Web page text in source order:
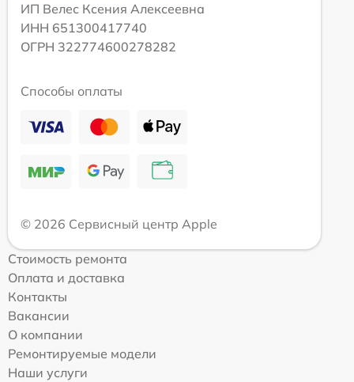
ИП Велес Ксения Алексеевна
ИНН 651300417740
ОГРН 322774600278282
Способы оплаты
© 2026 Сервисный центр Apple
Стоимость ремонта
Оплата и доставка
Контакты
Вакансии
О компании
Ремонтируемые модели
Наши услуги